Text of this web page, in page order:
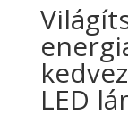
LED